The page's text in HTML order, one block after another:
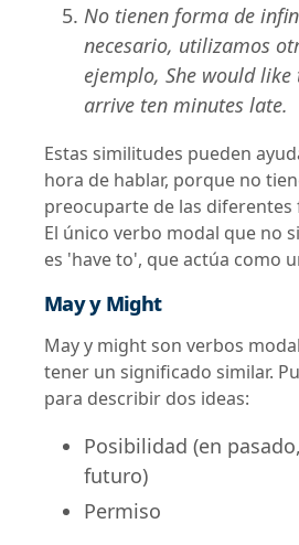
No tienen forma de
necesario, utilizamos
ejemplo, She would
arrive ten minutes late.
Estas similitudes pueden
hora de hablar, porque no
preocuparte de las diferentes
El único verbo modal que no
es 'have to', que actúa como
May y Might
May y might son verbos
tener un significado similar.
para describir dos ideas:
Posibilidad (en
futuro)
Permiso